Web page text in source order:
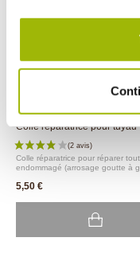
Colle réparatrice pour tuyau
Colle réparatrice pour réparer
endommagé (arrosage goutte à
5,50 €